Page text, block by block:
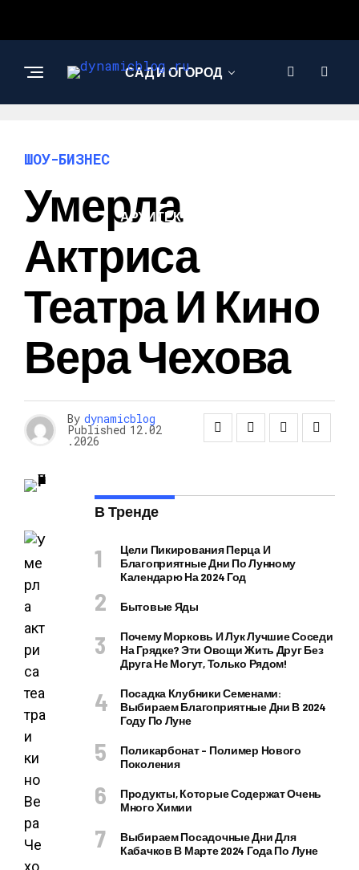
САД И ОГОРОД
АРХИТЕКТУРА И
ШОУ-БИЗНЕС
Умерла
Актриса
Театра И Кино
Вера Чехова
By dynamicblog
Published 12.02
.2026
В Тренде
Цели Пикирования Перца И
Благоприятные Дни По Лунному
Календарю На 2024 Год
Бытовые Яды
Почему Морковь И Лук Лучшие Соседи
На Грядке? Эти Овощи Жить Друг Без
Друга Не Могут, Только Рядом!
Посадка Клубники Семенами:
Выбираем Благоприятные Дни В 2024
Году По Луне
Поликарбонат – Полимер Нового
Поколения
Продукты, Которые Содержат Очень
Много Химии
Выбираем Посадочные Дни Для
Кабачков В Марте 2024 Года По Луне